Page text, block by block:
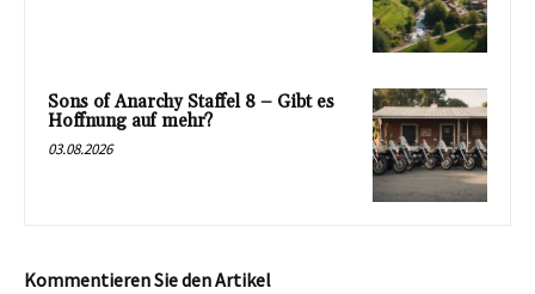
Sons of Anarchy Staffel 8 – Gibt es
Hoffnung auf mehr?
03.08.2026
Kommentieren Sie den Artikel